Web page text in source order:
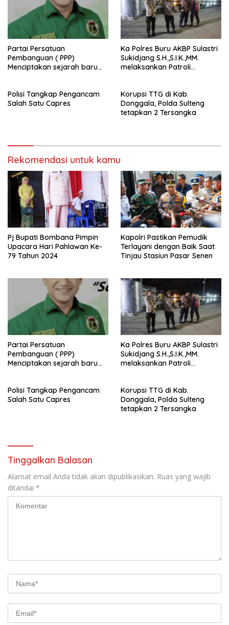
Partai Persatuan
Pembanguan ( PPP)
Menciptakan sejarah baru
Buru (Namlea).
Ka Polres Buru AKBP Sulastri
Sukidjang S.H.,S.I.K.,MM.
melaksankan Patroli
Polisi Tangkap Pengancam
Salah Satu Capres
Korupsi TTG di Kab.
Donggala, Polda Sulteng
tetapkan 2 Tersangka
Rekomendasi untuk kamu
Pj Bupati Bombana Pimpin
Upacara Hari Pahlawan Ke-
79 Tahun 2024
Kapolri Pastikan Pemudik
Terlayani dengan Baik Saat
Tinjau Stasiun Pasar Senen
Partai Persatuan
Pembanguan ( PPP)
Menciptakan sejarah baru
Buru (Namlea).
Ka Polres Buru AKBP Sulastri
Sukidjang S.H.,S.I.K.,MM.
melaksankan Patroli
Polisi Tangkap Pengancam
Salah Satu Capres
Korupsi TTG di Kab.
Donggala, Polda Sulteng
tetapkan 2 Tersangka
Tinggalkan Balasan
Alamat email Anda tidak akan dipublikasikan. Ruas yang wajib
ditandai *